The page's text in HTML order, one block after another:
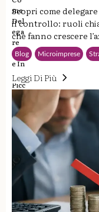
Scopri come
il controllo: ruoli
che fanno crescere
Blog Microimprese
Leggi Di Più